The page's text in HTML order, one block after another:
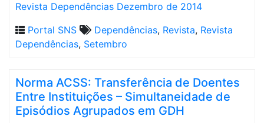
Revista Dependências Dezembro de 2014
Portal SNS
Dependências, Revista, Revista
Dependências, Setembro
Norma ACSS: Transferência de Doentes
Entre Instituições – Simultaneidade de
Episódios Agrupados em GDH